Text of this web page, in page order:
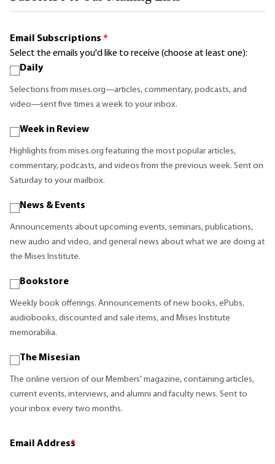
Email Subscriptions *
Select the emails you'd like to receive (choose at least one):
Daily
Selections from mises.org—articles, commentary, podcasts, and
video—sent five times a week to your inbox.
Week in Review
Highlights from mises.org featuring the most popular articles,
commentary, podcasts, and videos from the previous week. Sent on
Saturday to your mailbox.
News & Events
Announcements about upcoming events, seminars, publications,
new audio and video, and general news about what we are doing at
the Mises Institute.
Bookstore
Weekly book offerings. Announcements of new books, ePubs,
audiobooks, discounted and sale items, and Mises Institute
memorabilia.
The Misesian
The online version of our Members' magazine, containing articles,
current events, interviews, and alumni and faculty news. Sent to
your inbox every two months.
Email Address
*